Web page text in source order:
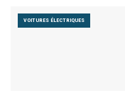
VOITURES ÉLECTRIQUES